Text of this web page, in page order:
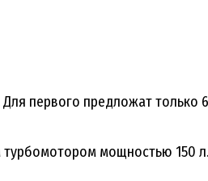
первого предложат
мощностью 150